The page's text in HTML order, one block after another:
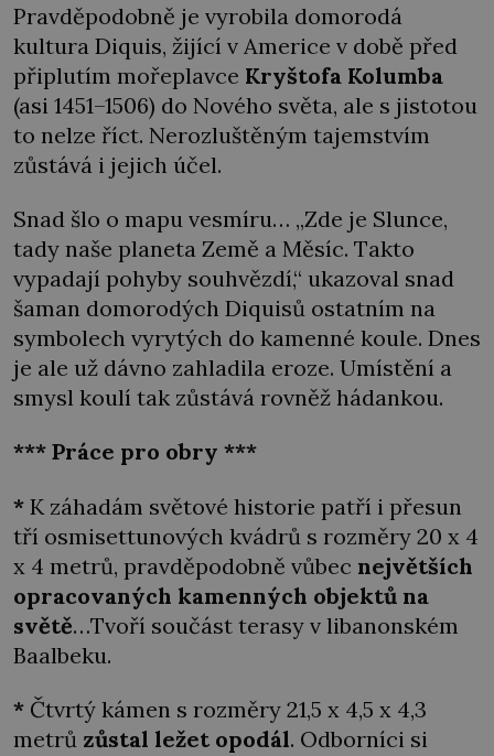
Pravděpodobně je vyrobila domorodá
kultura Diquis, žijící v Americe v době před
připlutím mořeplavce Kryštofa Kolumba
(asi 1451–1506) do Nového světa, ale s jistotou
to nelze říct. Nerozluštěným tajemstvím
zůstává i jejich účel.
Snad šlo o mapu vesmíru… „Zde je Slunce,
tady naše planeta Země a Měsíc. Takto
vypadají pohyby souhvězdí,“ ukazoval snad
šaman domorodých Diquisů ostatním na
symbolech vyrytých do kamenné koule. Dnes
je ale už dávno zahladila eroze. Umístění a
smysl koulí tak zůstává rovněž hádankou.
*** Práce pro obry ***
* K záhadám světové historie patří i přesun
tří osmisettunových kvádrů s rozměry 20 x 4
x 4 metrů, pravděpodobně vůbec největších
opracovaných kamenných objektů na
světě…Tvoří součást terasy v libanonském
Baalbeku.
* Čtvrtý kámen s rozměry 21,5 x 4,5 x 4,3
metrů zůstal ležet opodál. Odborníci si